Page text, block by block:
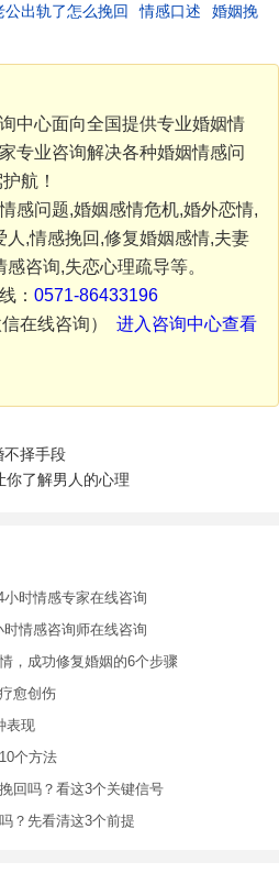
公出轨了怎么挽回 情感口述
婚姻挽
中心面向全国提供专业婚姻情
专业咨询解决各种婚姻情感问
航！
感问题,婚姻感情危机,婚外恋情,
,情感挽回,修复婚姻感情,夫妻
咨询,失恋心理疏导等。
： 0571-86433196
在线咨询） 进入咨询中心查看
不择手段
你了解男人的心理
时情感专家在线咨询
情感咨询师在线咨询
，成功修复婚姻的6个步骤
愈创伤
表现
个方法
回吗？看这3个关键信号
？先看清这3个前提